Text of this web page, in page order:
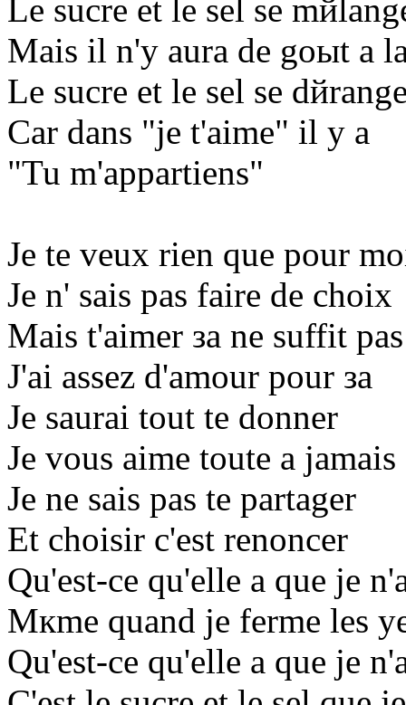
Le sucre et le sel se
Mais il n'y aura de goыt а
Le sucre et le sel se
Car dans "je t'aime" il y a
"Tu m'appartiens"
Je te veux rien que pour
Je n' sais pas faire de choix
Mais t'aimer зa ne suffit pas
J'ai assez d'amour pour зa
Je saurai tout te donner
Je vous aime toute а jamais
Je ne sais pas te partager
Et choisir c'est renoncer
Qu'est-ce qu'elle a que je
Mкme quand je ferme les
Qu'est-ce qu'elle a que je